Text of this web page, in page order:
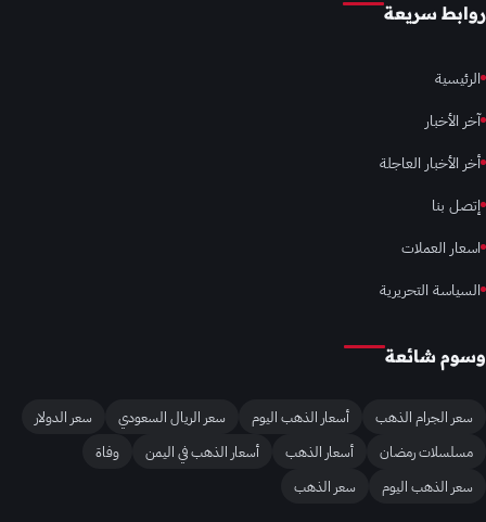
روابط سريعة
الرئيسية
آخر الأخبار
أخر الأخبار العاجلة
إتصل بنا
اسعار العملات
السياسة التحريرية
وسوم شائعة
سعر الجرام الذهب أسعار الذهب اليوم سعر الريال السعودي
سعر الدولار
مسلسلات رمضان
أسعار الذهب أسعار الذهب في اليمن
وفاة
سعر الذهب اليوم
سعر الذهب